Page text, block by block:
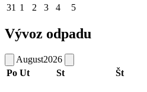
31 1 2 3 4 5
Vývoz odpadu
August2026
Po Ut St Št